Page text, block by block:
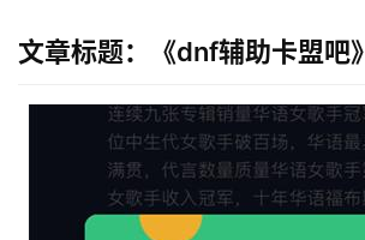
文章标题：《dnf辅助卡盟吧》